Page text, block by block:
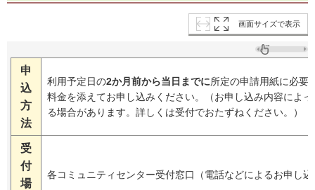
画面サイズで表示
申
込
方
法
利用予定日の2か月前から当日までに所定の申請用紙に必要
料金を添えてお申し込みください。（お申し込み内容によ
る場合があります。詳しくは受付でおたずねください。）
受
付
場
各コミュニティセンター受付窓口（電話などによるお申し